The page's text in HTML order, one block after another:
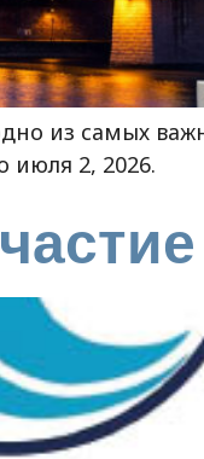
из самых
июля 2, 2026.